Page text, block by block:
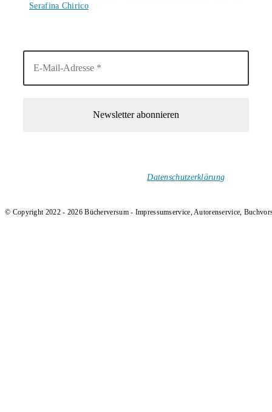
Serafina Chirico
Datenschutzerklärung
© Copyright 2022 - 2026 Bücherversum - Impressumservice, Autorenservice,